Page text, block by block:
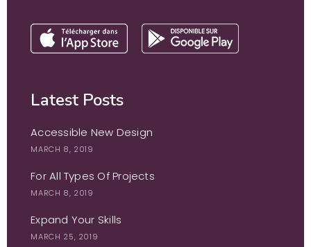
Latest Posts
Accessible New Design
MARCH 8, 2019
For All Types Of Projects
MARCH 8, 2019
Expand Your Skills
MARCH 25, 2019